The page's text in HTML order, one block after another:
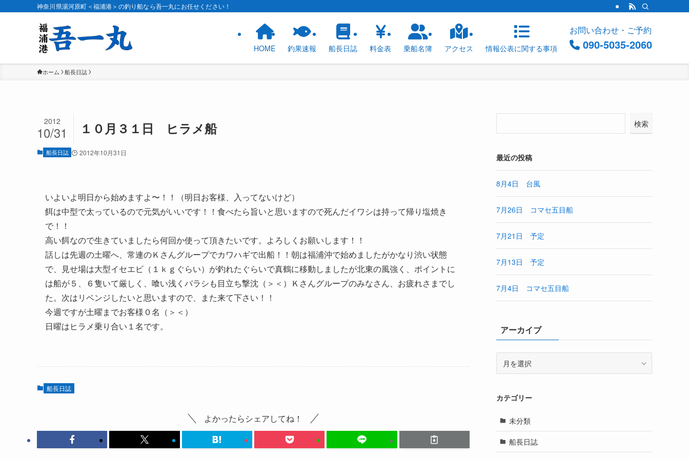
神奈川県湯河原町＜福浦港＞の釣り船なら吾一丸にお任せください！
HOME 釣果速報 船長日誌 料金表 乗船名簿 アクセス 情報公表に関する事項
お問い合わせ・ご予約
090-5035-2060
ホーム 船長日誌
１０月３１日 ヒラメ船
2012
10/31
船長日誌 2012年10月31日
いよいよ明日から始めますよ〜！！（明日お客様、入ってないけど）
餌は中型で太っているので元気がいいです！！食べたら旨いと思いますので死んだイワシは持って帰り塩焼き
で！！
高い餌なので生きていましたら何回か使って頂きたいです。よろしくお願いします！！
話しは先週の土曜へ、常連のＫさんグループでカワハギで出船！！朝は福浦沖で始めましたがかなり渋い状態
で、見せ場は大型イセエビ（１ｋｇぐらい）が釣れたぐらいで真鶴に移動しましたが北東の風強く、ポイントに
は船が５、６隻いて厳しく、喰い浅くバラシも目立ち撃沈（＞＜）Ｋさんグループのみなさん、お疲れさまでし
た。次はリベンジしたいと思いますので、また来て下さい！！
今週ですが土曜までお客様０名（＞＜）
日曜はヒラメ乗り合い１名です。
船長日誌
よかったらシェアしてね！
検索
最近の投稿
8月4日 台風
7月26日 コマセ五目船
7月21日 予定
7月13日 予定
7月4日 コマセ五目船
アーカイブ
ブ
カテゴリー
未分類
船長日誌